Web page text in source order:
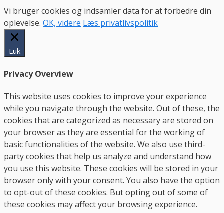
Vi bruger cookies og indsamler data for at forbedre din
oplevelse. OK, videre Læs privatlivspolitik
Luk
Privacy Overview
This website uses cookies to improve your experience
while you navigate through the website. Out of these, the
cookies that are categorized as necessary are stored on
your browser as they are essential for the working of
basic functionalities of the website. We also use third-
party cookies that help us analyze and understand how
you use this website. These cookies will be stored in your
browser only with your consent. You also have the option
to opt-out of these cookies. But opting out of some of
these cookies may affect your browsing experience.